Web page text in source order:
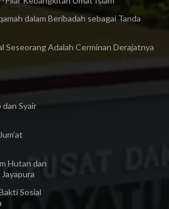
dalam Beribadah sebagai Tanda
Seseorang Adalah Cerminan Derajatnya
Syair
Hutan dan
Sosial